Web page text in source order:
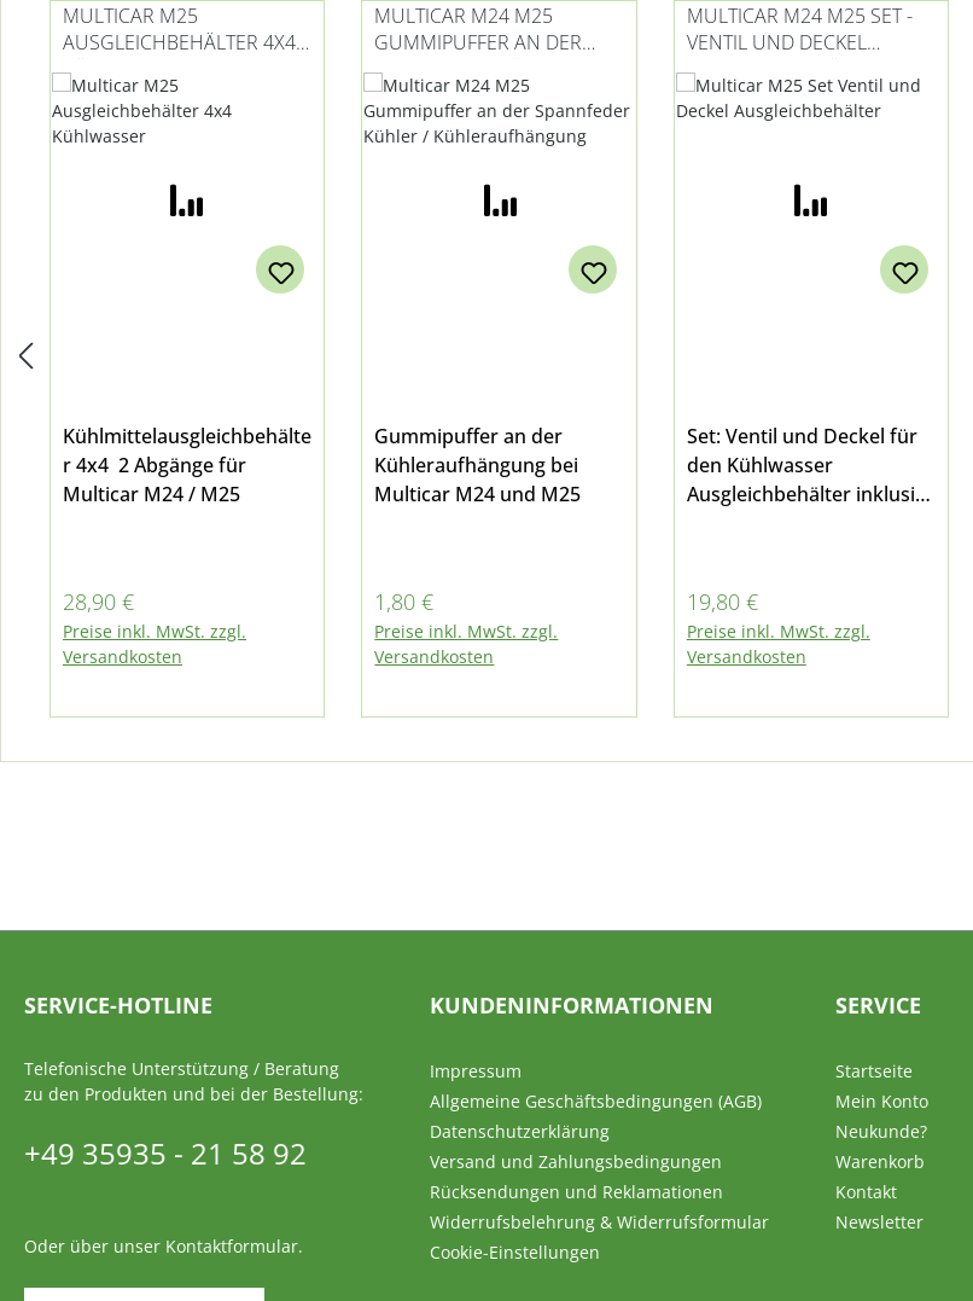
MULTICAR M25
AUSGLEICHBEHÄLTER 4X4
KÜHLWASSER
Kühlmittelausgleichbehälte
r 4x4 2 Abgänge für
Multicar M24 / M25
Regulärer Preis:
28,90 €
Preise inkl. MwSt. zzgl.
Versandkosten
MULTICAR M24 M25
GUMMIPUFFER AN DER
SPANNFEDER KÜHLER /
KÜHLERAUFHÄNGUNG
Gummipuffer an der
Kühleraufhängung bei
Multicar M24 und M25
Regulärer Preis:
1,80 €
Preise inkl. MwSt. zzgl.
Versandkosten
MULTICAR M24 M25 SET -
VENTIL UND DECKEL
AUSGLEICHBEHÄLTER
Set: Ventil und Deckel für
den Kühlwasser
Ausgleichbehälter inklusive
Regulärer Preis:
19,80 €
Preise inkl. MwSt. zzgl.
Versandkosten
SERVICE-HOTLINE
Telefonische Unterstützung / Beratung
zu den Produkten und bei der Bestellung:
+49 35935 - 21 58 92
Oder über unser Kontaktformular.
KUNDENINFORMATIONEN
Impressum
Allgemeine Geschäftsbedingungen (AGB)
Datenschutzerklärung
Versand und Zahlungsbedingungen
Rücksendungen und Reklamationen
Widerrufsbelehrung & Widerrufsformular
Cookie-Einstellungen
SERVICE
Startseite
Mein Konto
Neukunde?
Warenkorb
Kontakt
Newsletter